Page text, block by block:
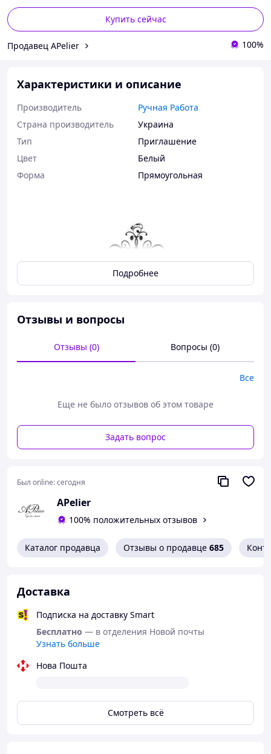
Купить сейчас
Продавец APelier 100%
Характеристики и описание
Производитель
Ручная Работа
Страна производитель
Украина
Тип
Приглашение
Цвет
Белый
Форма
Прямоугольная
В таком же дизайне можно сделать сертификаты,
приглашения на юбилей или с любым другим текстом=)
обложка - картон с тиснением плотностью 250
декор: сургучный оттиск, атласная лента,
текст редактируется под Вас;
В обьявлениях есть много вариантов приглашений=)
Заказ береться в работу после утверждения макета и
Подробнее
Отзывы и вопросы
Отзывы (0) Вопросы (0)
Все
Еще не было отзывов об этом товаре
Задать вопрос
Был online:сегодня
APelier
100% положительных отзывов
Каталог продавца Отзывы о продавце 685
Доставка
Подписка на доставку Smart
Бесплатно — в отделения Новой почты
Узнать больше
Нова Пошта
Смотреть всё